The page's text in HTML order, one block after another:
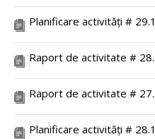
Planificare activități #
Raport de activitate #
Raport de activitate #
Planificare activități #